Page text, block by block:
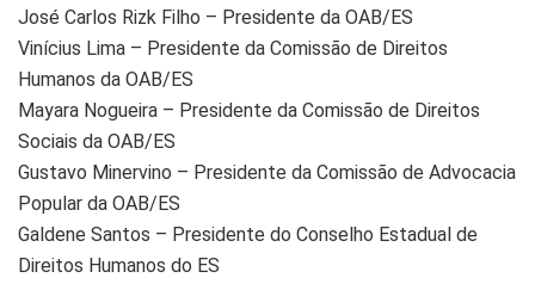
José Carlos Rizk Filho – Presidente da OAB/ES
Vinícius Lima – Presidente da Comissão de Direitos
Humanos da OAB/ES
Mayara Nogueira – Presidente da Comissão de Direitos
Sociais da OAB/ES
Gustavo Minervino – Presidente da Comissão de Advocacia
Popular da OAB/ES
Galdene Santos – Presidente do Conselho Estadual de
Direitos Humanos do ES